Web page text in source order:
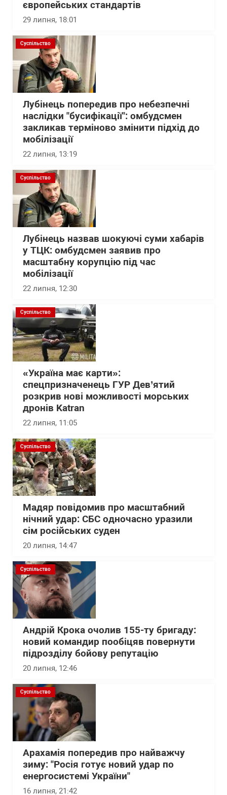
європейських стандартів
29 липня, 18:01
Суспільство
Лубінець попередив про небезпечні
наслідки "бусифікації": омбудсмен
закликав терміново змінити підхід до
мобілізації
22 липня, 13:19
Суспільство
Лубінець назвав шокуючі суми хабарів
у ТЦК: омбудсмен заявив про
масштабну корупцію під час
мобілізації
22 липня, 12:30
Суспільство
«Україна має карти»:
спецпризначенець ГУР Дев’ятий
розкрив нові можливості морських
дронів Katran
22 липня, 11:05
Суспільство
Мадяр повідомив про масштабний
нічний удар: СБС одночасно уразили
сім російських суден
20 липня, 14:47
Суспільство
Андрій Крока очолив 155-ту бригаду:
новий командир пообіцяв повернути
підрозділу бойову репутацію
20 липня, 12:46
Суспільство
Арахамія попередив про найважчу
зиму: "Росія готує новий удар по
енергосистемі України"
16 липня, 21:42